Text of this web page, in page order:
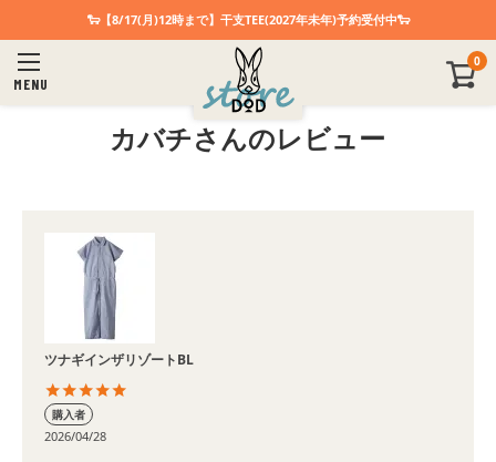
🐑【8/17(月)12時まで】干支TEE(2027年未年)予約受付中🐑
MENU
0
カバチさんのレビュー
ツナギインザリゾートBL
購入者
2026/04/28